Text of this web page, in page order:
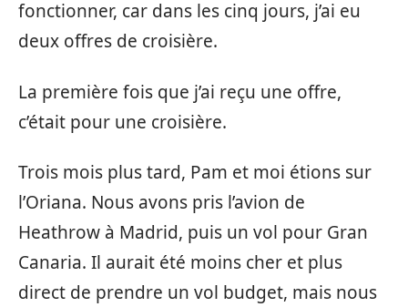
fonctionner, car dans les cinq jours, j’ai eu
deux offres de croisière.
La première fois que j’ai reçu une offre,
c’était pour une croisière.
Trois mois plus tard, Pam et moi étions sur
l’Oriana. Nous avons pris l’avion de
Heathrow à Madrid, puis un vol pour Gran
Canaria. Il aurait été moins cher et plus
direct de prendre un vol budget, mais nous